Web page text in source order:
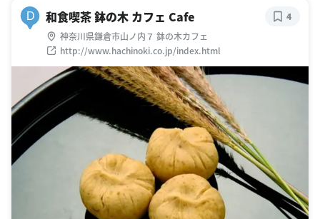
D 和食喫茶 鉢の木 カフェ Cafe
神奈川県鎌倉市山ノ内７ 鉢の木カフェ
http://www.hachinoki.co.jp/index.html
4